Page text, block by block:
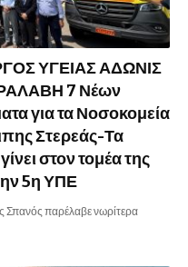
ΥΓΕΙΑΣ ΑΔΩΝΙΣ
7 Νέων
για τα Νοσοκομεία
Στερεάς-Τα
στον τομέα της
5η ΥΠΕ
Σπανός παρέλαβε νωρίτερα